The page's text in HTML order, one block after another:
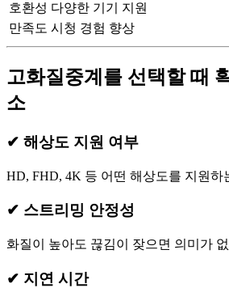
호환성 다양한 기기 지원
만족도 시청 경험 향상
고화질중계를 선택할 때
소
✔ 해상도 지원 여부
HD, FHD, 4K 등 어떤 해상도를 지원하
✔ 스트리밍 안정성
화질이 높아도 끊김이 잦으면 의미가
✔ 지연 시간